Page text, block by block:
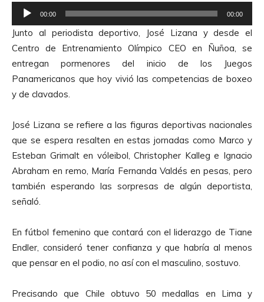
e
p
r
o
d
u
t
o
r
d
e
A
d
i
o
00:00 00:00
Junto al periodista deportivo, José Lizana y desde el
Centro de Entrenamiento Olímpico CEO en Ñuñoa, se
entregan pormenores del inicio de los Juegos
Panamericanos que hoy vivió las competencias de boxeo
y de clavados.
José Lizana se refiere a las figuras deportivas nacionales
que se espera resalten en estas jornadas como Marco y
Esteban Grimalt en vóleibol, Christopher Kalleg e Ignacio
Abraham en remo, María Fernanda Valdés en pesas, pero
también esperando las sorpresas de algún deportista,
señaló.
En fútbol femenino que contará con el liderazgo de Tiane
Endler, consideró tener confianza y que habría al menos
que pensar en el podio, no así con el masculino, sostuvo.
Precisando que Chile obtuvo 50 medallas en Lima y